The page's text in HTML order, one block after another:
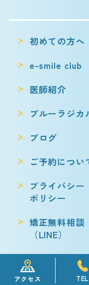
初めての方へ
e-smile club
医師紹介
ブルーラジカ
ブログ
ご予約につい
プライバシー
ポリシー
矯正無料相談
（LINE）
アクセス TEL